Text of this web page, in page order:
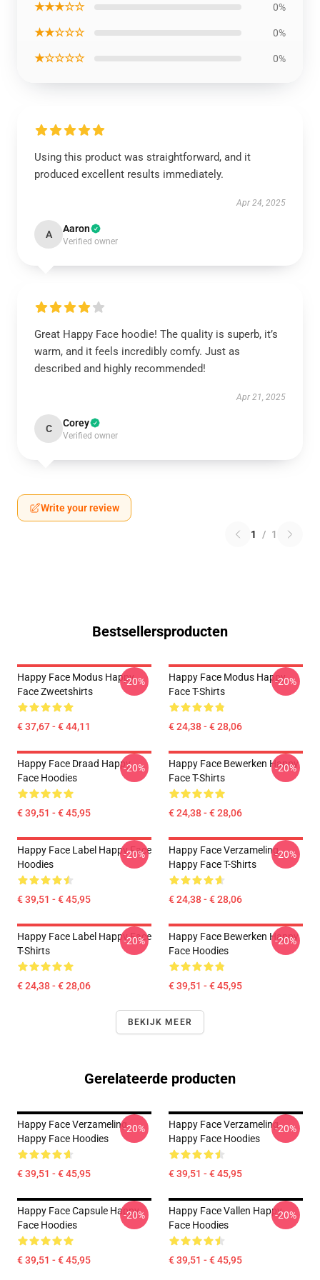
★★★☆☆ 0%
★★☆☆☆ 0%
★☆☆☆☆ 0%
Using this product was straightforward, and it
produced excellent results immediately.
Apr 24, 2025
A Aaron
Verified owner
Great Happy Face hoodie! The quality is superb, it’s
warm, and it feels incredibly comfy. Just as
described and highly recommended!
Apr 21, 2025
C Corey
Verified owner
Write your review
1 / 1
Bestsellersproducten
Happy Face Modus Happy
Face Zweetshirts
€ 37,67 - € 44,11
-20%
Happy Face Modus Happy
Face T-Shirts
€ 24,38 - € 28,06
-20%
Happy Face Draad Happy
Face Hoodies
€ 39,51 - € 45,95
-20%
Happy Face Bewerken Happy
Face T-Shirts
€ 24,38 - € 28,06
-20%
Happy Face Label Happy Face
Hoodies
€ 39,51 - € 45,95
-20%
Happy Face Verzameling
Happy Face T-Shirts
€ 24,38 - € 28,06
-20%
Happy Face Label Happy Face
T-Shirts
€ 24,38 - € 28,06
-20%
Happy Face Bewerken Happy
Face Hoodies
€ 39,51 - € 45,95
-20%
BEKIJK MEER
Gerelateerde producten
Happy Face Verzameling
Happy Face Hoodies
€ 39,51 - € 45,95
-20%
Happy Face Verzameling
Happy Face Hoodies
€ 39,51 - € 45,95
-20%
Happy Face Capsule Happy
Face Hoodies
€ 39,51 - € 45,95
-20%
Happy Face Vallen Happy
Face Hoodies
€ 39,51 - € 45,95
-20%